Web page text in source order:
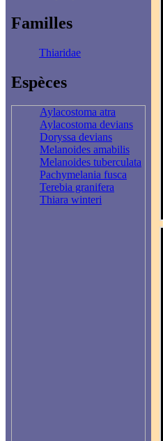
Familles
Thiaridae
Espèces
Aylacostoma atra
Aylacostoma devians
Doryssa devians
Melanoides amabilis
Melanoides tuberculata
Pachymelania fusca
Terebia granifera
Thiara winteri